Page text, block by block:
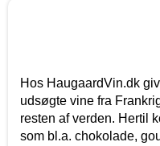
Hos HaugaardVin.dk
udsøgte vine fra
resten af verden. Hertil
som bl.a. chokolade,